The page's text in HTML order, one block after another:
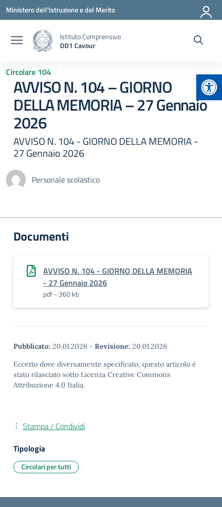
Vai ai contenuti
Vai al menu di navigazione
Vai al footer
Ministero dell'Istruzione e del Merito
Istituto Comprensivo
DD1 Cavour
Circolare 104
AVVISO N. 104 – GIORNO
DELLA MEMORIA – 27 Gennaio
2026
AVVISO N. 104 - GIORNO DELLA MEMORIA -
27 Gennaio 2026
Personale scolastico
Documenti
AVVISO N. 104 - GIORNO DELLA MEMORIA
- 27 Gennaio 2026
pdf - 360 kb
Pubblicato: 20.01.2026 - Revisione: 20.01.2026
Eccetto dove diversamente specificato, questo articolo è
stato rilasciato sotto Licenza Creative Commons
Attribuzione 4.0 Italia.
Stampa / Condividi
Tipologia
Circolari per tutti